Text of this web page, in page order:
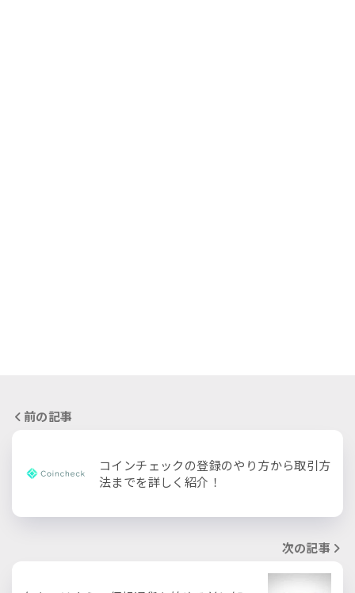
前の記事
コインチェックの登録のやり方から取引方
法までを詳しく紹介！
次の記事